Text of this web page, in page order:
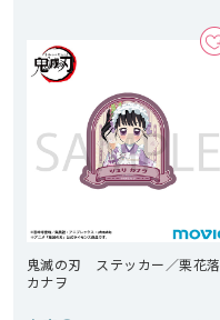
鬼滅の刃 ステッカー／栗花落
カナヲ